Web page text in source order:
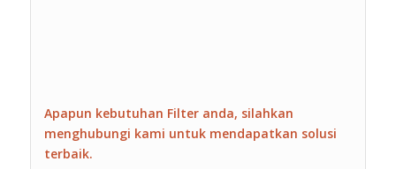
Apapun kebutuhan Filter anda, silahkan
menghubungi kami untuk mendapatkan solusi
terbaik.